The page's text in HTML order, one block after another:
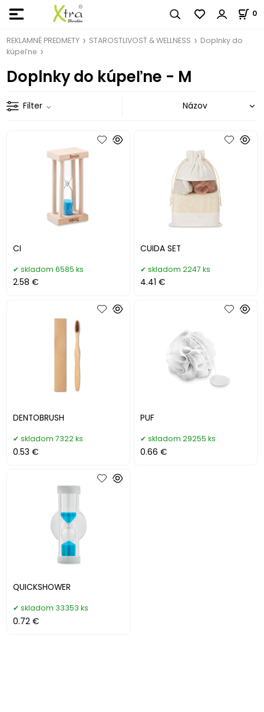
0
REKLAMNÉ PREDMETY STAROSTLIVOSŤ & WELLNESS
Doplnky do
kúpeľne
Doplnky do kúpeľne - M
Filter
CI
skladom 6585 ks
2.58 €
CUIDA SET
skladom 2247 ks
4.41 €
DENTOBRUSH
skladom 7322 ks
0.53 €
PUF
skladom 29255 ks
0.66 €
QUICKSHOWER
skladom 33353 ks
0.72 €